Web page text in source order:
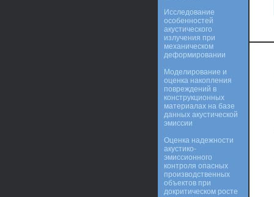
Исследование
особенностей
акустического
излучения при
механическом
деформировании
Моделирование и
оценка накопления
повреждений в
конструкционных
материалах на базе
данных акустической
эмиссии
Оценка надежности
акустико-
эмиссионного
контроля опасных
производственных
объектов при
докритическом росте